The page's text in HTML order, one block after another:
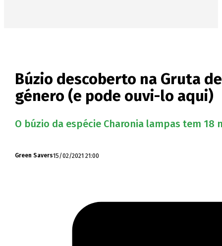
Búzio descoberto na Gruta
género (e pode ouvi-lo aqui)
O búzio da espécie Charonia lampas tem
Green Savers15/02/2021 21:00